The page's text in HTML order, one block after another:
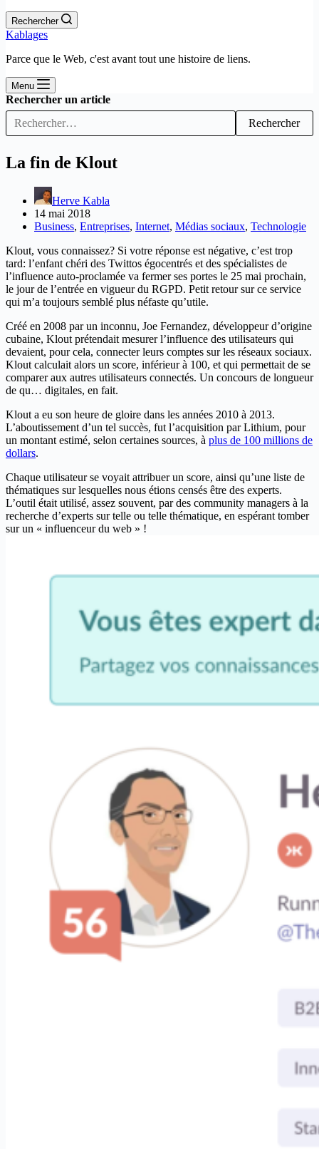
Rechercher
Kablages
Parce que le Web, c'est avant tout une histoire de liens.
Menu
Rechercher un article
Rechercher
La fin de Klout
Herve Kabla
14 mai 2018
Business, Entreprises, Internet, Médias sociaux, Technologie
Klout, vous connaissez? Si votre réponse est négative, c’est trop
tard: l’enfant chéri des Twittos égocentrés et des spécialistes de
l’influence auto-proclamée va fermer ses portes le 25 mai prochain,
le jour de l’entrée en vigueur du RGPD. Petit retour sur ce service
qui m’a toujours semblé plus néfaste qu’utile.
Créé en 2008 par un inconnu, Joe Fernandez, développeur d’origine
cubaine, Klout prétendait mesurer l’influence des utilisateurs qui
devaient, pour cela, connecter leurs comptes sur les réseaux sociaux.
Klout calculait alors un score, inférieur à 100, et qui permettait de se
comparer aux autres utilisateurs connectés. Un concours de longueur
de qu… digitales, en fait.
Klout a eu son heure de gloire dans les années 2010 à 2013.
L’aboutissement d’un tel succès, fut l’acquisition par Lithium, pour
un montant estimé, selon certaines sources, à plus de 100 millions de
dollars.
Chaque utilisateur se voyait attribuer un score, ainsi qu’une liste de
thématiques sur lesquelles nous étions censés être des experts.
L’outil était utilisé, assez souvent, par des community managers à la
recherche d’experts sur telle ou telle thématique, en espérant tomber
sur un « influenceur du web » !